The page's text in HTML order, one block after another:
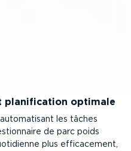
plani­fi­cation optimale
les tâches
de parc poids
plus effica­cement,